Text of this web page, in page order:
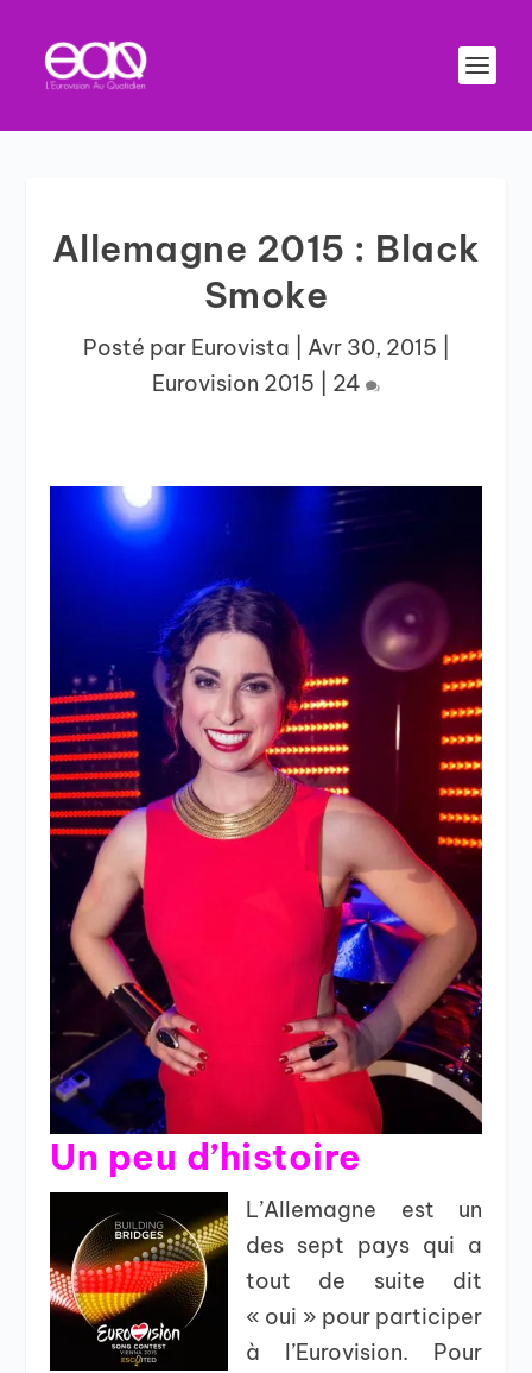
Allemagne 2015 : Black
Smoke
Posté par Eurovista Avr 30, 2015
Eurovision 2015
24
Un peu d’histoire
L’Allemagne est un
des sept pays qui a
tout de suite dit
« oui » pour participer
à l’Eurovision. Pour